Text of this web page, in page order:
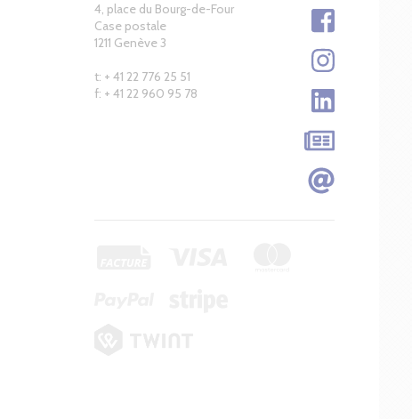
4, place du Bourg-de-Four
Case postale
1211 Genève 3
t: + 41 22 776 25 51
f: + 41 22 960 95 78